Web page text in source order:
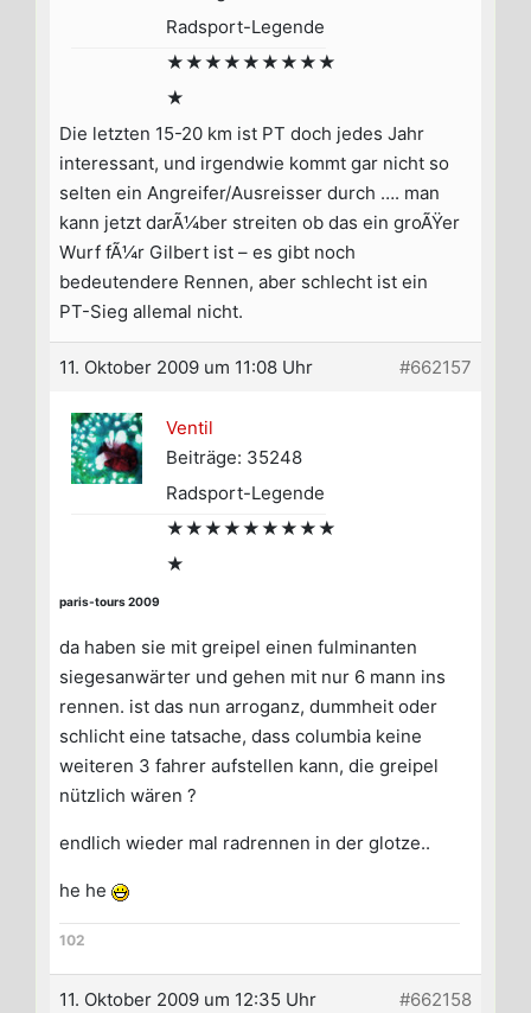
Radsport-Legende
★★★★★★★★★
★
Die letzten 15-20 km ist PT doch jedes Jahr
interessant, und irgendwie kommt gar nicht so
selten ein Angreifer/Ausreisser durch …. man
kann jetzt darÃ¼ber streiten ob das ein groÃŸer
Wurf fÃ¼r Gilbert ist – es gibt noch
bedeutendere Rennen, aber schlecht ist ein
PT-Sieg allemal nicht.
11. Oktober 2009 um 11:08 Uhr #662157
Ventil
Beiträge: 35248
Radsport-Legende
★★★★★★★★★
★
paris-tours 2009
da haben sie mit greipel einen fulminanten
siegesanwärter und gehen mit nur 6 mann ins
rennen. ist das nun arroganz, dummheit oder
schlicht eine tatsache, dass columbia keine
weiteren 3 fahrer aufstellen kann, die greipel
nützlich wären ?
endlich wieder mal radrennen in der glotze..
he he
102
11. Oktober 2009 um 12:35 Uhr #662158